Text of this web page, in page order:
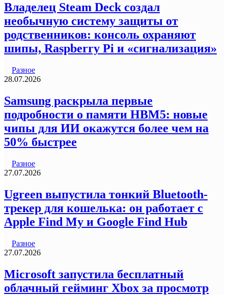
Владелец Steam Deck создал
необычную систему защиты от
родственников: консоль охраняют
шипы, Raspberry Pi и «сигнализация»
Разное
28.07.2026
Samsung раскрыла первые
подробности о памяти HBM5: новые
чипы для ИИ окажутся более чем на
50% быстрее
Разное
27.07.2026
Ugreen выпустила тонкий Bluetooth-
трекер для кошелька: он работает с
Apple Find My и Google Find Hub
Разное
27.07.2026
Microsoft запустила бесплатный
облачный гейминг Xbox за просмотр